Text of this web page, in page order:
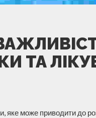
ТА
яке може приводити до